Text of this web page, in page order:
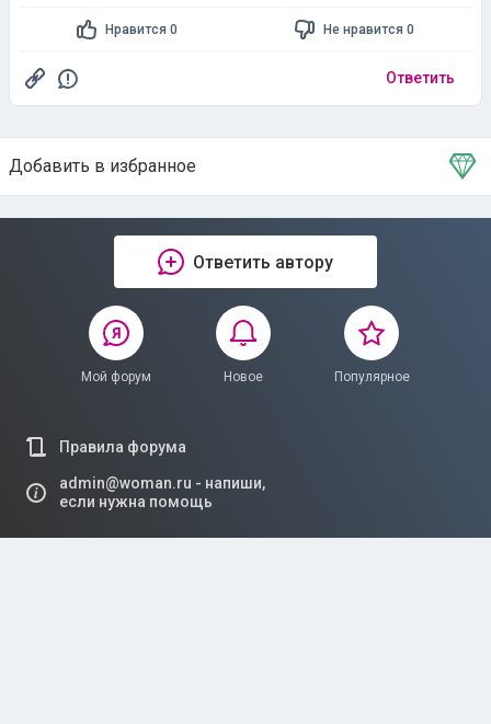
Нравится 0 Не нравится 0
Ответить
Добавить в избранное
Тема в избранном
Ответить автору
Мой форум Новое Популярное
Правила форума
admin@woman.ru - напиши,
если нужна помощь